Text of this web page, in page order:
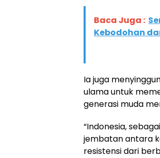
Baca Juga :
Kebodohan
Ia juga
ulama untuk
generasi muda
“Indonesia,
jembatan antara
resistensi dari